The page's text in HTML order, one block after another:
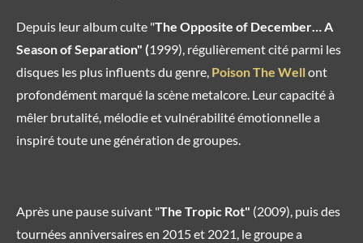
Depuis leur album culte "The Opposite of December… A
Season of Separation" (1999), régulièrement cité parmi les
disques les plus influents du genre, Poison The Wellont
profondément marqué la scène metalcore. Leur capacité à
mêler brutalité, mélodie et vulnérabilité émotionnelle a
inspiré toute une génération de groupes.
Après une pause suivant "The Tropic Rot" (2009), puis des
tournées anniversaires en 2015 et 2021, le groupe a